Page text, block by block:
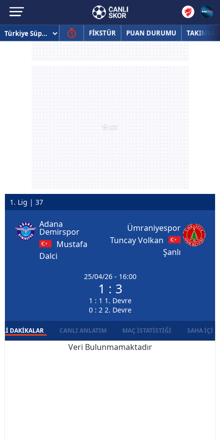
FİKSTÜR PUAN DURUMU TAKIMLAR
1. Lig | 37
Adana
Demirspor
Mustafa
Dalci
25/04/26 - 16:00
1 : 3
1 : 1 1. Devre
0 : 2 2. Devre
Ümraniyespor
Tuncay Volkan
Şanlı
DAKIKALAR CANLI ANLATIM MAÇ İSTATISTIĞI SAHA İÇI
Veri Bulunmamaktadır